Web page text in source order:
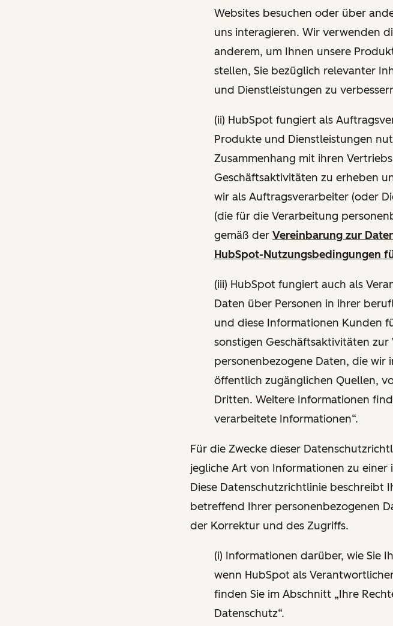
Websites besuchen oder über
uns interagieren. Wir verwenden
anderem, um Ihnen unsere
stellen, Sie bezüglich relevanter
und Dienstleistungen zu
(ii) HubSpot fungiert als
Produkte und Dienstleistungen
Zusammenhang mit ihren
Geschäftsaktivitäten zu erheben
wir als Auftragsverarbeiter (oder
(die für die Verarbeitung
gemäß der Vereinbarung zur
HubSpot-Nutzungsbedingungen
(iii) HubSpot fungiert auch als
Daten über Personen in ihrer
und diese Informationen Kunden
sonstigen Geschäftsaktivitäten
personenbezogene Daten, die wir
öffentlich zugänglichen Quellen,
Dritten. Weitere Informationen
verarbeitete Informationen“.
Für die Zwecke dieser
jegliche Art von Informationen zu
Diese Datenschutzrichtlinie beschreibt
betreffend Ihrer personenbezogenen
der Korrektur und des Zugriffs.
(i) Informationen darüber, wie Sie
wenn HubSpot als
finden Sie im Abschnitt „Ihre
Datenschutz“.